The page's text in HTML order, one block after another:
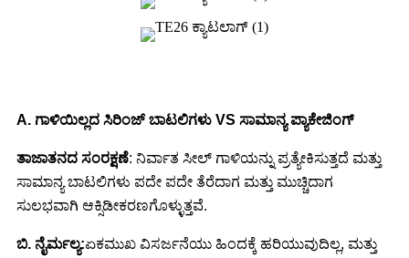
A. ಗಾಳಿಯಿಲ್ಲದ ಸಿರಿಂಜ್ ಬಾಟಲಿಗಳು VS ಸಾಮಾನ್ಯ ಪ್ಯಾಕೇಜಿಂಗ್
ತಾಜಾತನದ ಸಂರಕ್ಷಣೆ: ನಿರ್ವಾತ ಸೀಲ್ ಗಾಳಿಯನ್ನು ಪ್ರತ್ಯೇಕಿಸುತ್ತದೆ ಮತ್ತು
ಸಾಮಾನ್ಯ ಬಾಟಲಿಗಳು ಪದೇ ಪದೇ ತೆರೆದಾಗ ಮತ್ತು ಮುಚ್ಚಿದಾಗ
ಸುಲಭವಾಗಿ ಆಕ್ಸಿಡೀಕರಣಗೊಳ್ಳುತ್ತವೆ.
ಬಿ. ನೈರ್ಮಲ್ಯ:ಏಕಮುಖ ವಿಸರ್ಜನೆಯು ಹಿಂದಕ್ಕೆ ಹರಿಯುವುದಿಲ್ಲ, ಮತ್ತು